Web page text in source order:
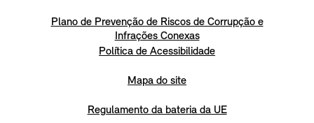
Plano de Prevenção de Riscos de Corrupção e
Infrações Conexas
Política de Acessibilidade
Mapa do site
Regulamento da bateria da UE